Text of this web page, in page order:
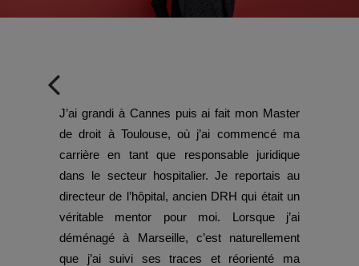
J’ai grandi à Cannes puis ai fait mon Master
de droit à Toulouse, où j’ai commencé ma
carrière en tant que responsable juridique
dans le secteur hospitalier. Je reportais au
directeur de l’hôpital, ancien DRH qui était un
véritable mentor pour moi. Lorsque j’ai
déménagé à Marseille, c’est naturellement
que j’ai suivi ses traces et réorienté ma